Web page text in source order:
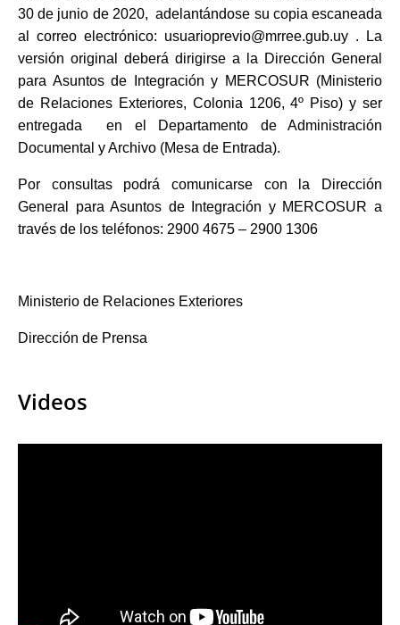
30 de junio de 2020, adelantándose su copia escaneada
al correo electrónico: usuarioprevio@mrree.gub.uy . La
versión original deberá dirigirse a la Dirección General
para Asuntos de Integración y MERCOSUR (Ministerio
de Relaciones Exteriores, Colonia 1206, 4º Piso) y ser
entregada en el Departamento de Administración
Documental y Archivo (Mesa de Entrada).
Por consultas podrá comunicarse con la Dirección
General para Asuntos de Integración y MERCOSUR a
través de los teléfonos: 2900 4675 – 2900 1306
Ministerio de Relaciones Exteriores
Dirección de Prensa
Videos